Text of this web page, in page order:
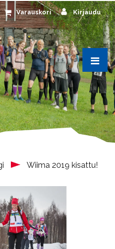
Varauskori Kirjaudu
Wiima 2019 kisattu!